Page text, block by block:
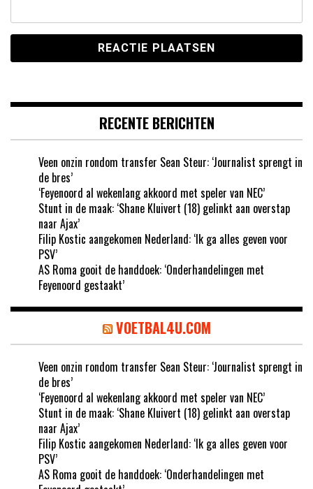
RECENTE BERICHTEN
Veen onzin rondom transfer Sean Steur: ‘Journalist sprengt in
de bres’
‘Feyenoord al wekenlang akkoord met speler van NEC’
Stunt in de maak: ‘Shane Kluivert (18) gelinkt aan overstap
naar Ajax’
Filip Kostic aangekomen Nederland: ‘Ik ga alles geven voor
PSV’
AS Roma gooit de handdoek: ‘Onderhandelingen met
Feyenoord gestaakt’
VOETBAL4U.COM
Veen onzin rondom transfer Sean Steur: ‘Journalist sprengt in
de bres’
‘Feyenoord al wekenlang akkoord met speler van NEC’
Stunt in de maak: ‘Shane Kluivert (18) gelinkt aan overstap
naar Ajax’
Filip Kostic aangekomen Nederland: ‘Ik ga alles geven voor
PSV’
AS Roma gooit de handdoek: ‘Onderhandelingen met